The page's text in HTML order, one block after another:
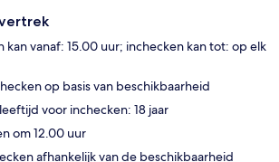
kan vanaf: 15.00 uur; inchecken kan tot: op elk
op basis van beschikbaarheid
voor inchecken: 18 jaar
om 12.00 uur
afhankelijk van de beschikbaarheid